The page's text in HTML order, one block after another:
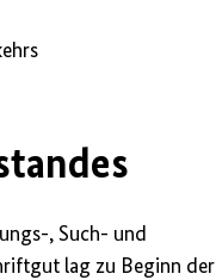
, Such- und
lag zu Beginn der